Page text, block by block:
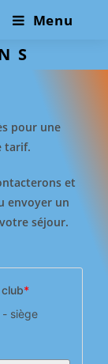
Menu
pour une
tarif.
et
envoyer un
séjour.
*
- siège